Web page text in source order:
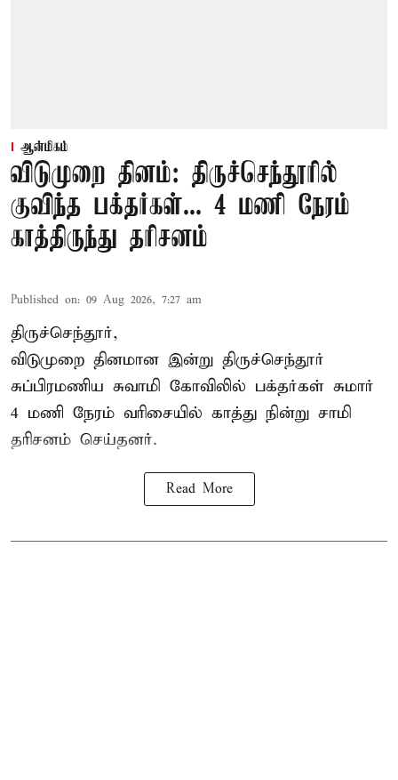
ஆன்மிகம்
விடுமுறை தினம்: திருச்செந்தூரில்
குவிந்த பக்தர்கள்... 4 மணி நேரம்
காத்திருந்து தரிசனம்
Published on: 09 Aug 2026, 7:27 am
திருச்செந்தூர்,
விடுமுறை தினமான இன்று திருச்செந்தூர்
சுப்பிரமணிய சுவாமி கோவிலில் பக்தர்கள் சுமார்
4 மணி நேரம் வரிசையில் காத்து நின்று சாமி
தரிசனம் செய்தனர்.
Read More